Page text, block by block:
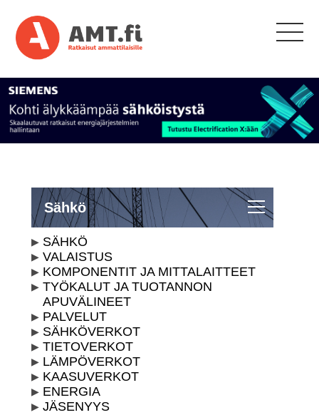
Sähkö
SÄHKÖ
VALAISTUS
KOMPONENTIT JA MITTALAITTEET
TYÖKALUT JA TUOTANNON
APUVÄLINEET
PALVELUT
SÄHKÖVERKOT
TIETOVERKOT
LÄMPÖVERKOT
KAASUVERKOT
ENERGIA
JÄSENYYS